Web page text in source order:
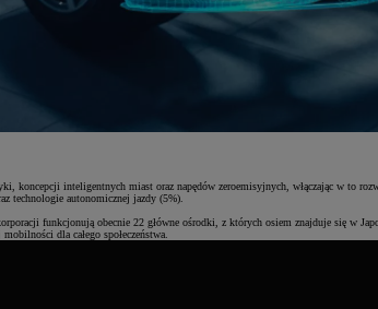
inteligentnych miast oraz napędów zeroemisyjnych, włączając w to
technologie autonomicznej jazdy (5%).
funkcjonują obecnie 22 główne ośrodki, z których osiem znajduje się
dla całego społeczeństwa.